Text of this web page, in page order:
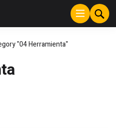
"04 Herramienta"